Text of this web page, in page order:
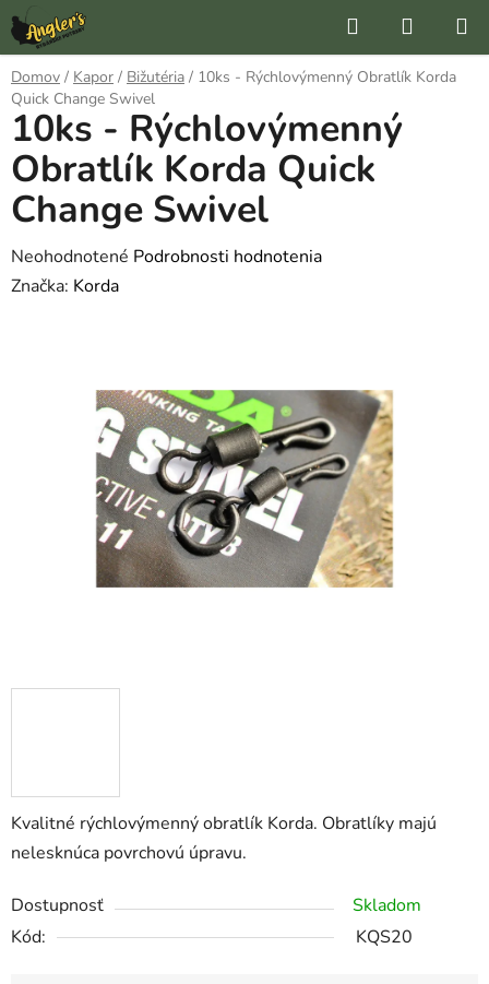
Prejsť
na
obsah
Hľadať
KOŠÍK
Domov / Kapor / Bižutéria / 10ks - Rýchlovýmenný Obratlík Korda
Quick Change Swivel
Kvalitné rýchlovýmenný obratlík Korda. Obratlíky majú
nelesknúca povrchovú úpravu.
Dostupnosť
Skladom
Kód:
KQS20
10ks - Rýchlovýmenný
Obratlík Korda Quick
Change Swivel
Priemerné
hodnotenie
Neohodnotené Podrobnosti hodnotenia
Značka: Korda